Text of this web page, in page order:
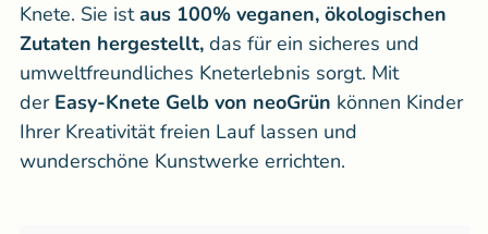
Knete. Sie istaus 100% veganen, ökologischen
Zutaten hergestellt, das für ein sicheres und
umweltfreundliches Kneterlebnis sorgt. Mit
der Easy-Knete Gelb von neoGrün können Kinder
IhrerKreativität freien Lauf lassen und
wunderschöne Kunstwerke errichten.